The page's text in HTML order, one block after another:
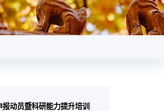
动员暨科研能力提升培训